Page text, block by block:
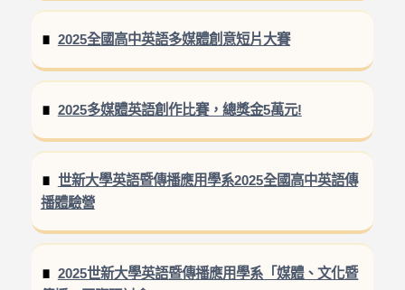
2025全國高中英語多媒體創意短片大賽
2025多媒體英語創作比賽，總獎金5萬元!
世新大學英語暨傳播應用學系2025全國高中英語傳
播體驗營
2025世新大學英語暨傳播應用學系「媒體、文化暨